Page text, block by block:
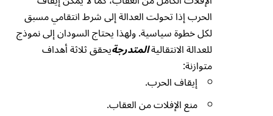
الحرب إذا تحولت العدالة إلى شرط انتقامي مسبق
لكل خطوة سياسية. ولهذا يحتاج السودان إلى نموذج
للعدالة الانتقاليةالمتدرجةيحقق ثلاثة أهداف
متوازنة:
إيقاف الحرب.
منع الإفلات من العقاب.